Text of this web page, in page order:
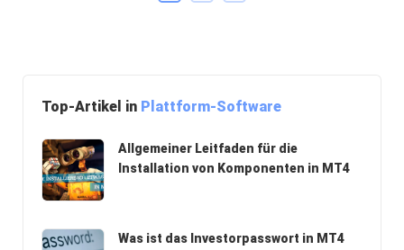
Top-Artikel in Plattform-Software
Allgemeiner Leitfaden für die
Installation von Komponenten in MT4
Was ist das Investorpasswort in MT4